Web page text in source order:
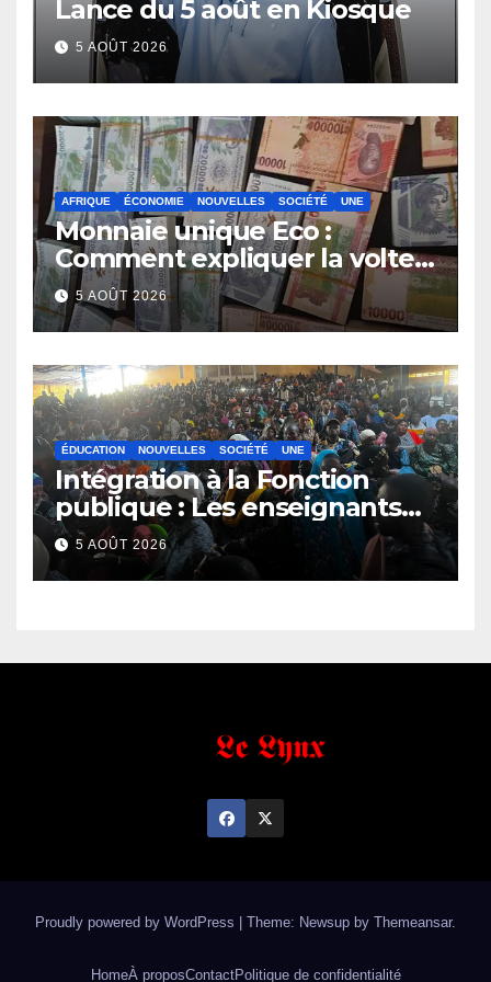
Lance du 5 août en Kiosque
5 AOÛT 2026
AFRIQUE ÉCONOMIE NOUVELLES SOCIÉTÉ UNE
Monnaie unique Eco :
Comment expliquer la volte-
face de la Guinée
5 AOÛT 2026
ÉDUCATION NOUVELLES SOCIÉTÉ UNE
Intégration à la Fonction
publique : Les enseignants
contractuels haussent le ton
et menacent
5 AOÛT 2026
Proudly powered by WordPress Theme: Newsup by Themeansar.
HomeÀ proposContactPolitique de confidentialité